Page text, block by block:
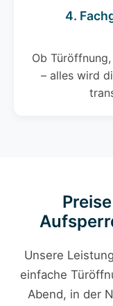
4.
Ob
– alles wird
Unsere
einfache
Abend, in der